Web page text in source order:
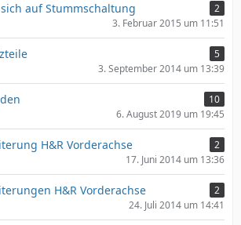
auf Stummschaltung
2
3. Februar 2015 um 11:51
5
3. September 2014 um 13:39
10
6. August 2019 um 19:45
H&R Vorderachse
2
17. Juni 2014 um 13:36
H&R Vorderachse
2
24. Juli 2014 um 14:41